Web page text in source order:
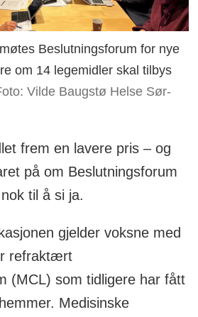
Beslutningsforum for nye
om 14 legemidler skal tilbys
Vilde Baugstø Helse Sør-
frem en lavere pris – og
på om Beslutningsforum
til å si ja.
gjelder voksne med
refraktært
(MCL) som tidligere har fått
Medisinske